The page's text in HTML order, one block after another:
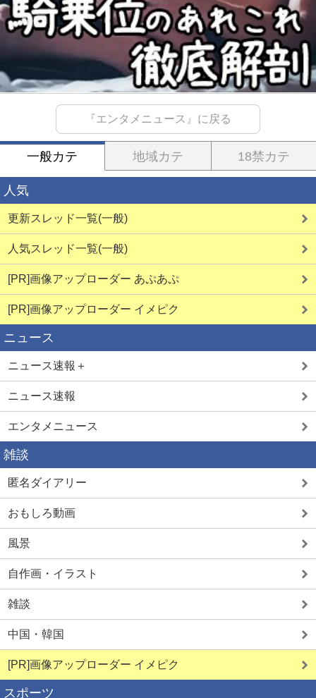
『エンタメニュース』に戻る
一般カテ 地域カテ 18禁カテ
人気
更新スレッド一覧(一般)
人気スレッド一覧(一般)
[PR]画像アップローダー あぷあぷ
[PR]画像アップローダー イメピク
ニュース
ニュース速報＋
ニュース速報
エンタメニュース
雑談
匿名ダイアリー
おもしろ動画
風景
自作画・イラスト
雑談
中国・韓国
[PR]画像アップローダー イメピク
スポーツ